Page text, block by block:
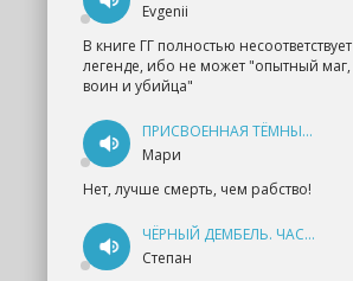
Evgenii
В книге ГГ полностью несоответствует
легенде, ибо не может "опытный маг,
воин и убийца"
ПРИСВОЕННАЯ ТЁМНЫМ. ПРОКЛЯТАЯ ЛЮБОВЬ - АННА ГЕРР
Мари
Нет, лучше смерть, чем рабство!
ЧЁРНЫЙ ДЕМБЕЛЬ. ЧАСТЬ 1 - АНДРЕЙ ФЕДИН
Степан